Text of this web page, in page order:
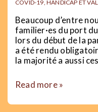
la
santé
COVID-19,HANDICAP ET
Beaucoup d’entre
familier·es du port
lors du début de la
a été rendu
la majorité a aussi
5
de
Read more »